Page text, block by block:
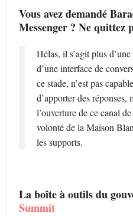
Vous avez demandé
Messenger ? Ne
Hélas, il s’agit plus
d’une interface de
ce stade, n’est pas
d’apporter des réponses,
l’ouverture de ce canal
volonté de la Maison
les supports.
La boîte à outils du
Summit